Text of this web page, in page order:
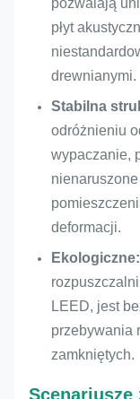
pozwalają
płyt
drewnianymi.
Stabilna
odróżnieniu
wypaczanie,
deformacji.
Ekologiczne:
LEED, jest
przebywania
zamkniętych.
Scenariusze